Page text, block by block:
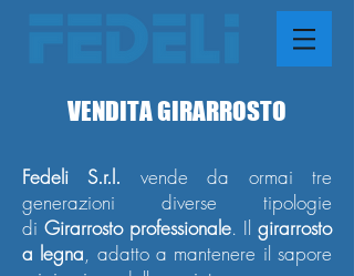
VENDITA GIRARROSTO
Fedeli S.r.l. vende da ormai tre
generazioni diverse tipologie
di Girarrosto professionale. Il girarrosto
a legna, adatto a mantenere il sapore